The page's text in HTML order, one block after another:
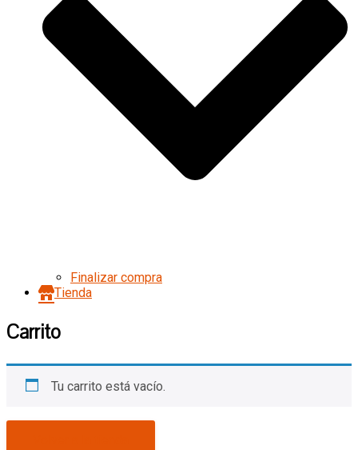
Finalizar compra
Tienda
Carrito
Tu carrito está vacío.